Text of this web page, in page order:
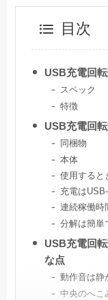
目次
USB充電回
スペック
特徴
USB充電回
同梱物
本体
使用すると
充電は
連続稼働時
分解は簡単
USB充電回
な点
動作音は静
中央のへこ